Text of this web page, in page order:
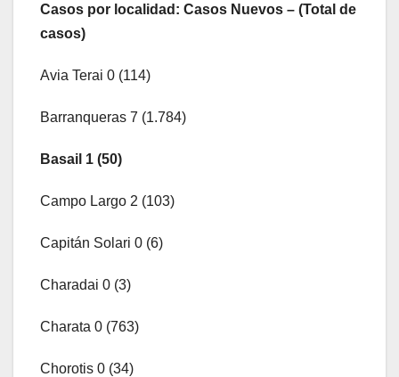
Casos por localidad: Casos Nuevos – (Total de
casos)
Avia Terai 0 (114)
Barranqueras 7 (1.784)
Basail 1 (50)
Campo Largo 2 (103)
Capitán Solari 0 (6)
Charadai 0 (3)
Charata 0 (763)
Chorotis 0 (34)